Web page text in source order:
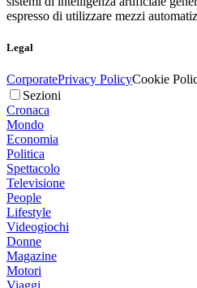
espresso di utilizzare mezzi
Legal
CorporatePrivacy PolicyCookie
Sezioni
Cronaca
Mondo
Economia
Politica
Spettacolo
Televisione
People
Lifestyle
Videogiochi
Donne
Magazine
Motori